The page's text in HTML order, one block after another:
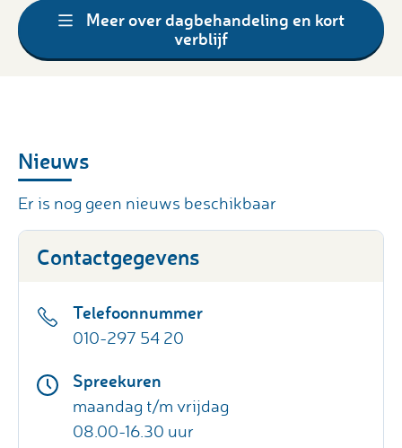
verblijf
Nieuws
Er is nog geen nieuws beschikbaar
Contactgegevens
Telefoonnummer
010-297 54 20
Spreekuren
maandag t/m vrijdag
08.00-16.30 uur